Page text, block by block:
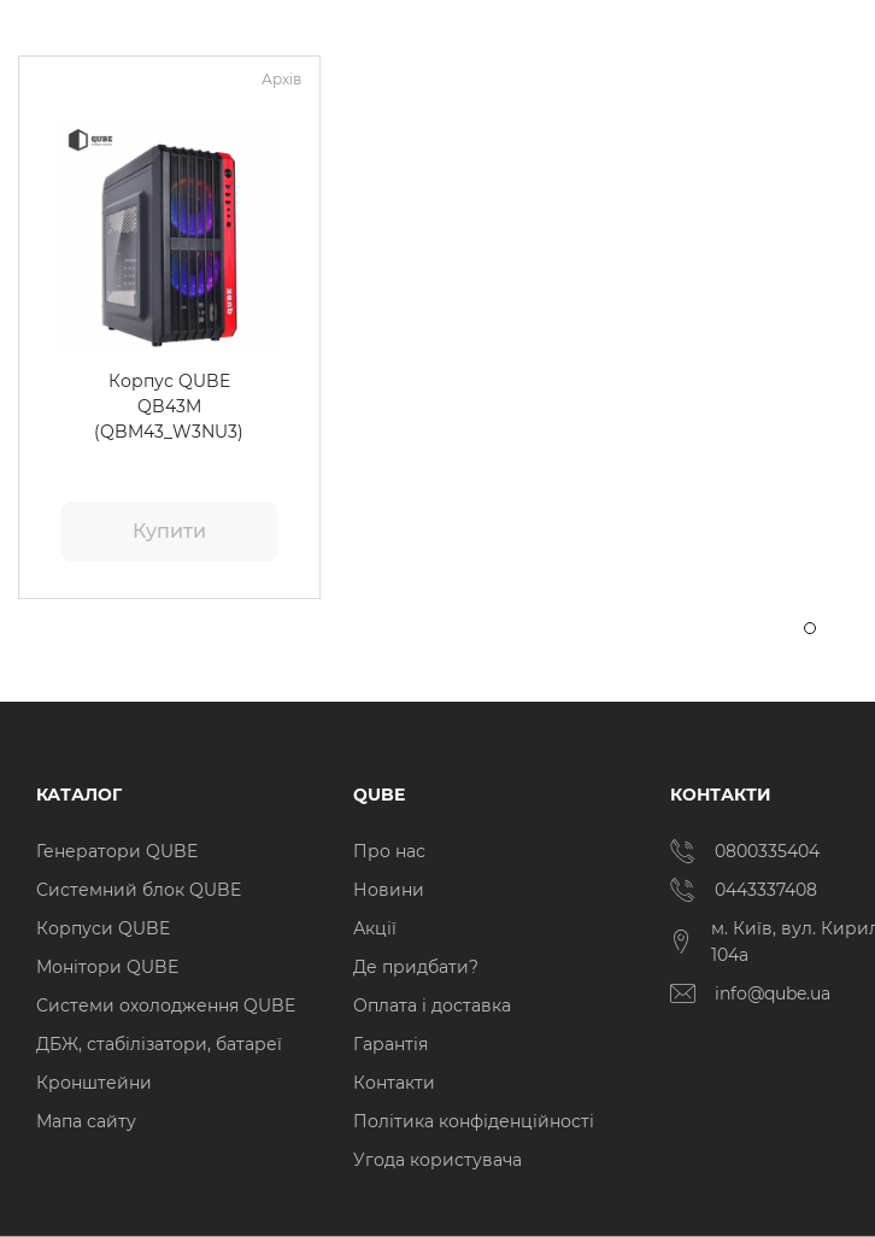
Архів
Корпус QUBE
QB43M
(QBM43_W3NU3)
Купити
КАТАЛОГ
Генератори QUBE
Системний блок QUBE
Корпуси QUBE
Монітори QUBE
Системи охолодження QUBE
ДБЖ, стабілізатори, батареї
Кронштейни
Мапа сайту
QUBE
Про нас
Новини
Акції
Де придбати?
Оплата і доставка
Гарантія
Контакти
Політика конфіденційності
Угода користувача
КОНТАКТИ
0800335404
0443337408
м. Київ, вул.
104а
info@qube.ua